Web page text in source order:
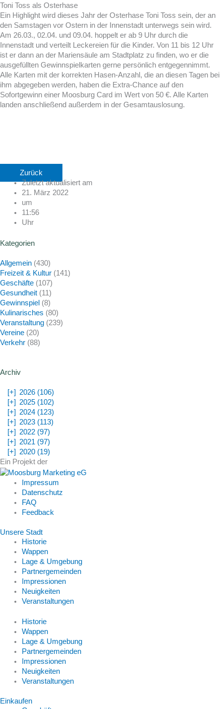
Toni Toss als Osterhase
Ein Highlight wird dieses Jahr der Osterhase Toni Toss sein, der an
den Samstagen vor Ostern in der Innenstadt unterwegs sein wird.
Am 26.03., 02.04. und 09.04. hoppelt er ab 9 Uhr durch die
Innenstadt und verteilt Leckereien für die Kinder. Von 11 bis 12 Uhr
ist er dann an der Mariensäule am Stadtplatz zu finden, wo er die
ausgefüllten Gewinnspielkarten gerne persönlich entgegennimmt.
Alle Karten mit der korrekten Hasen-Anzahl, die an diesen Tagen bei
ihm abgegeben werden, haben die Extra-Chance auf den
Sofortgewinn einer Moosburg Card im Wert von 50 €. Alle Karten
landen anschließend außerdem in der Gesamtauslosung.
Zurück
Zuletzt aktualisiert am
21. März 2022
um
11:56
Uhr
Kategorien
Allgemein (430)
Freizeit & Kultur (141)
Geschäfte (107)
Gesundheit (11)
Gewinnspiel (8)
Kulinarisches (80)
Veranstaltung (239)
Vereine (20)
Verkehr (88)
Archiv
[+] 2026 (106)
[+] 2025 (102)
[+] 2024 (123)
[+] 2023 (113)
[+] 2022 (97)
[+] 2021 (97)
[+] 2020 (19)
Ein Projekt der
Impressum
Datenschutz
FAQ
Feedback
Unsere Stadt
Historie
Wappen
Lage & Umgebung
Partnergemeinden
Impressionen
Neuigkeiten
Veranstaltungen
Historie
Wappen
Lage & Umgebung
Partnergemeinden
Impressionen
Neuigkeiten
Veranstaltungen
Einkaufen